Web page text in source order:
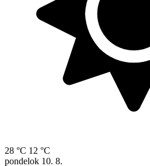
28 °C 12 °C
pondelok 10. 8.